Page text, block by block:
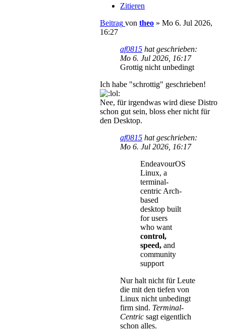
Zitieren
Beitrag von theo » Mo 6. Jul 2026,
16:27
af0815 hat geschrieben:
Mo 6. Jul 2026, 16:17
Grottig nicht unbedingt
Ich habe "schrottig" geschrieben!
Nee, für irgendwas wird diese Distro
schon gut sein, bloss eher nicht für
den Desktop.
af0815 hat geschrieben:
Mo 6. Jul 2026, 16:17
EndeavourOS
Linux, a
terminal-
centric Arch-
based
desktop built
for users
who want
control,
speed, and
community
support
Nur halt nicht für Leute
die mit den tiefen von
Linux nicht unbedingt
firm sind. Terminal-
Centric sagt eigentlich
schon alles.